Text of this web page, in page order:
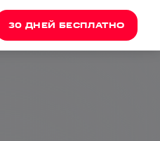
30 ДНЕЙ БЕСПЛАТНО